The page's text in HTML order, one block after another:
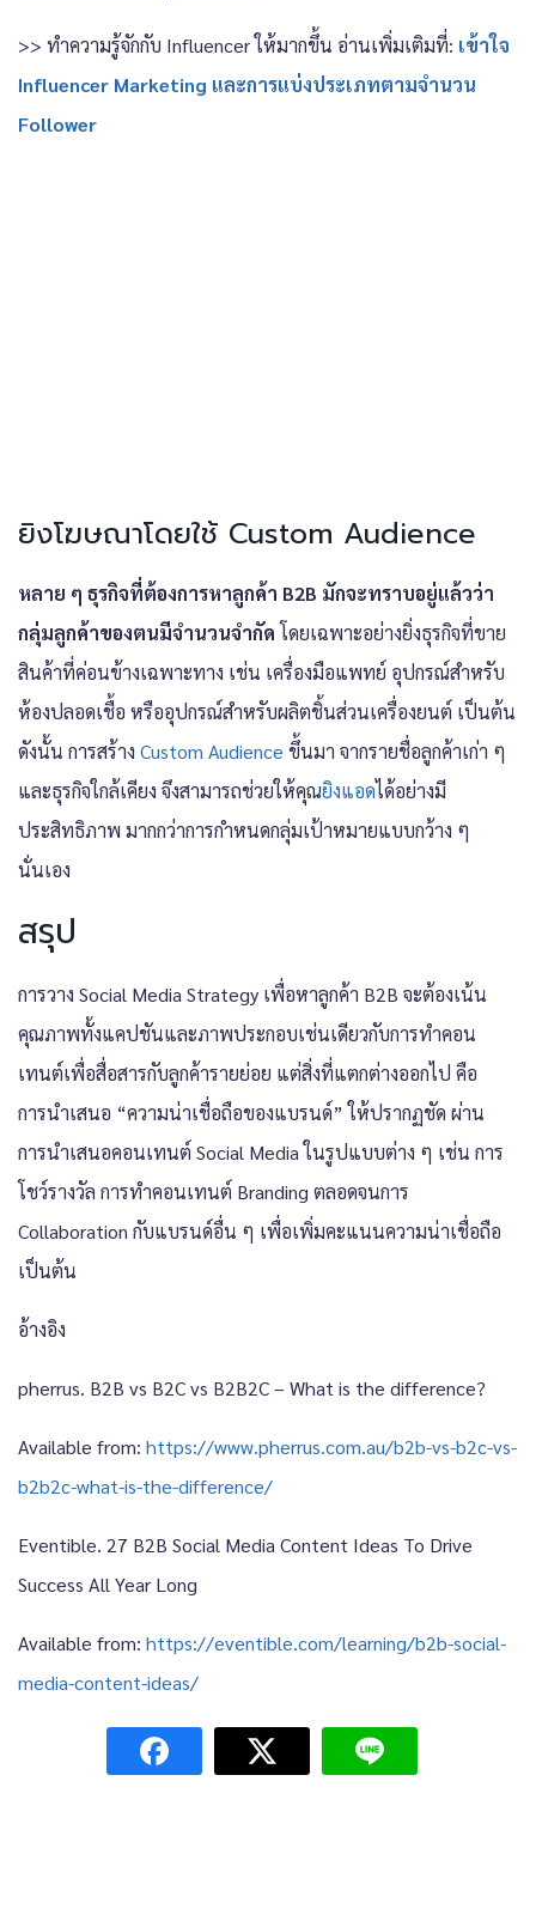
>> ทำความรู้จักกับ Influencer ให้มากขึ้น อ่านเพิ่มเติมที่: เข้าใจ
Influencer Marketing และการแบ่งประเภทตามจำนวน
Follower
ยิงโฆษณาโดยใช้ Custom Audience
หลาย ๆ ธุรกิจที่ต้องการหาลูกค้า B2B มักจะทราบอยู่แล้วว่า
กลุ่มลูกค้าของตนมีจำนวนจำกัด โดยเฉพาะอย่างยิ่งธุรกิจที่ขาย
สินค้าที่ค่อนข้างเฉพาะทาง เช่น เครื่องมือแพทย์ อุปกรณ์สำหรับ
ห้องปลอดเชื้อ หรืออุปกรณ์สำหรับผลิตชิ้นส่วนเครื่องยนต์ เป็นต้น
ดังนั้น การสร้าง Custom Audience ขึ้นมา จากรายชื่อลูกค้าเก่า ๆ
และธุรกิจใกล้เคียง จึงสามารถช่วยให้คุณยิงแอดได้อย่างมี
ประสิทธิภาพ มากกว่าการกำหนดกลุ่มเป้าหมายแบบกว้าง ๆ
นั่นเอง
สรุป
การวาง Social Media Strategy เพื่อหาลูกค้า B2B จะต้องเน้น
คุณภาพทั้งแคปชันและภาพประกอบเช่นเดียวกับการทำคอน
เทนต์เพื่อสื่อสารกับลูกค้ารายย่อย แต่สิ่งที่แตกต่างออกไป คือ
การนำเสนอ “ความน่าเชื่อถือของแบรนด์” ให้ปรากฏชัด ผ่าน
การนำเสนอคอนเทนต์ Social Media ในรูปแบบต่าง ๆ เช่น การ
โชว์รางวัล การทำคอนเทนต์ Branding ตลอดจนการ
Collaboration กับแบรนด์อื่น ๆ เพื่อเพิ่มคะแนนความน่าเชื่อถือ
เป็นต้น
อ้างอิง
pherrus. B2B vs B2C vs B2B2C – What is the difference?
Available from: https://www.pherrus.com.au/b2b-vs-b2c-vs-
b2b2c-what-is-the-difference/
Eventible. 27 B2B Social Media Content Ideas To Drive
Success All Year Long
Available from: https://eventible.com/learning/b2b-social-
media-content-ideas/